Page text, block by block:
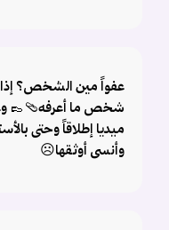
عفواً مين الشخص؟
شخص
ميديا إطلاقاً وحتى
وأنسى أوثقها☹️